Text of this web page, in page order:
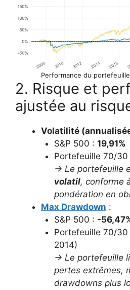
Performance du
2. Risque et
ajustée au
Volatilité
S&P 500 : 19,91%
Portefeuille 70/30
→ Le portefeuille
volatil, conforme
pondération en
Max Drawdown :
S&P 500 : -
Portefeuille 70/30
2014)
→ Le portefeuille
pertes extrêmes,
drawdowns plus